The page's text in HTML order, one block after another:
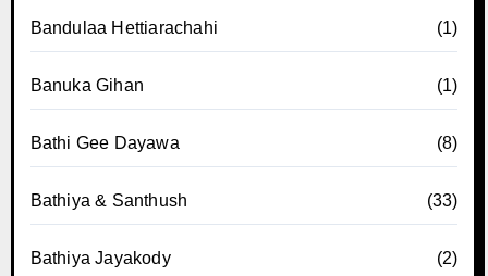
Bandulaa Hettiarachahi (1)
Banuka Gihan (1)
Bathi Gee Dayawa (8)
Bathiya & Santhush (33)
Bathiya Jayakody (2)